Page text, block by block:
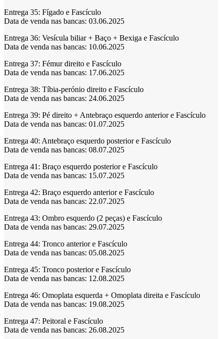
Entrega 35: Fígado e Fascículo
Data de venda nas bancas: 03.06.2025
Entrega 36: Vesícula biliar + Baço + Bexiga e Fascículo
Data de venda nas bancas: 10.06.2025
Entrega 37: Fémur direito e Fascículo
Data de venda nas bancas: 17.06.2025
Entrega 38: Tíbia-perónio direito e Fascículo
Data de venda nas bancas: 24.06.2025
Entrega 39: Pé direito + Antebraço esquerdo anterior e Fascículo
Data de venda nas bancas: 01.07.2025
Entrega 40: Antebraço esquerdo posterior e Fascículo
Data de venda nas bancas: 08.07.2025
Entrega 41: Braço esquerdo posterior e Fascículo
Data de venda nas bancas: 15.07.2025
Entrega 42: Braço esquerdo anterior e Fascículo
Data de venda nas bancas: 22.07.2025
Entrega 43: Ombro esquerdo (2 peças) e Fascículo
Data de venda nas bancas: 29.07.2025
Entrega 44: Tronco anterior e Fascículo
Data de venda nas bancas: 05.08.2025
Entrega 45: Tronco posterior e Fascículo
Data de venda nas bancas: 12.08.2025
Entrega 46: Omoplata esquerda + Omoplata direita e Fascículo
Data de venda nas bancas: 19.08.2025
Entrega 47: Peitoral e Fascículo
Data de venda nas bancas: 26.08.2025